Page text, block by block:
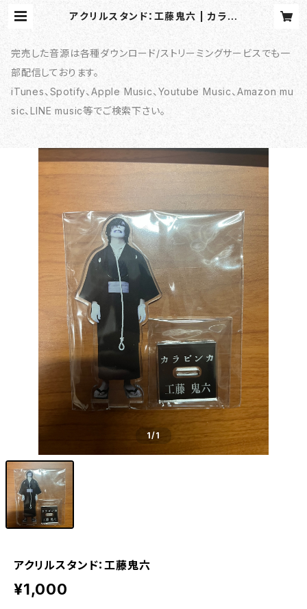
アクリルスタンド：工藤鬼六 | カラビ
完売した音源は各種ダウンロード/ストリーミングサービスでも一
部配信しております。
iTunes、Spotify、Apple Music、Youtube Music、Amazon mu
sic、LINE music等でご検索下さい。
1/1
アクリルスタンド：工藤鬼六
¥1,000